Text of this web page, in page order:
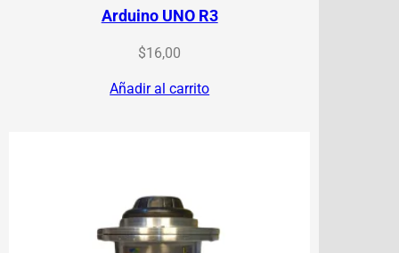
Arduino UNO R3
$16,00
Añadir al carrito